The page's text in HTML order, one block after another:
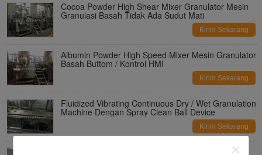
Cocoa Powder High Shear Mixer Granulator Mesin
Granulasi Basah Tidak Ada Sudut Mati
Kirim Sekarang
Albumin Powder High Speed ​​Mixer Mesin Granulator
Basah Buttom / Kontrol HMI
Kirim Sekarang
Fluidized Vibrating Continuous Dry / Wet Granulation
Machine Dengan Spray Clean Ball Device
Kirim Sekarang